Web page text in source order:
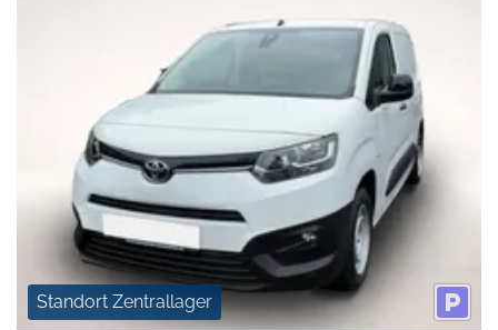
Standort Zentrallager